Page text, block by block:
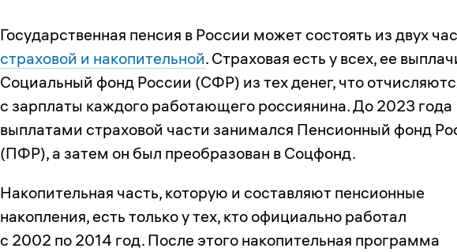
Государственная пенсия в России может состоять из двух
страховой и накопительной. Страховая есть у всех, ее
Социальный фонд России (СФР) из тех денег, что
с зарплаты каждого работающего россиянина. До 2023 года
выплатами страховой части занимался Пенсионный фонд
(ПФР), а затем он был преобразован в Соцфонд.
Накопительная часть, которую и составляют пенсионные
накопления, есть только у тех, кто официально работал
с 2002 по 2014 год. После этого накопительная программа